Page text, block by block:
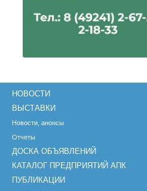
НОВОСТИ
ВЫСТАВКИ
Новости, анонсы
Отчеты
ДОСКА ОБЪЯВЛЕНИЙ
КАТАЛОГ ПРЕДПРИЯТИЙ АПК
ПУБЛИКАЦИИ